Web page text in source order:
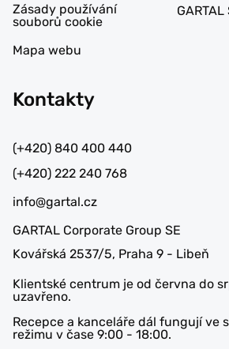
Zásady používání
souborů cookie
Mapa webu
Kontakty
(+420) 840 400 440
(+420) 222 240 768
info@gartal.cz
GARTAL Corporate Group SE
Kovářská 2537/5, Praha 9 - Libeň
Klientské centrum je od června do
uzavřeno.
Recepce a kanceláře dál fungují ve
režimu v čase 9:00 - 18:00.